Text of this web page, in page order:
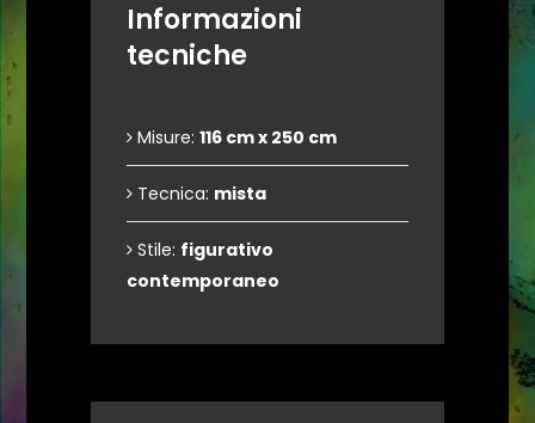
Informazioni
tecniche
Misure: 116 cm x 250 cm
Tecnica: mista
Stile: figurativo
contemporaneo